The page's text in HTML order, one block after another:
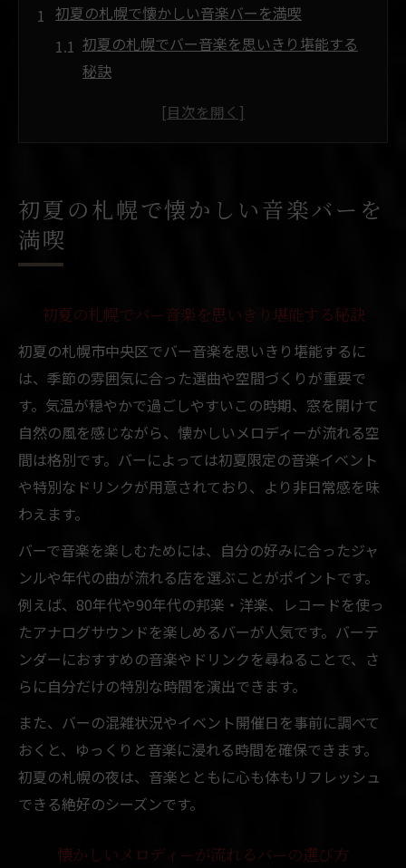
初夏の札幌で懐かしい音楽バーを満喫
初夏の札幌でバー音楽を思いきり堪能する
秘訣
懐かしいメロディーが流れるバーの選び方
レコードが彩る札幌市中央区の音楽体験
む方法
初夏の札幌で体験する本格レコードサウン
ド
思いきり楽しめるミュージックバーの探し
方
音楽とバーが織りなす札幌の特別な空間
思い出のメロディーと過ごすバーの夜
み方
思い出の曲が流れるバーで味わう初夏の雰
囲気
バー音楽で心満たされる札幌の夜の魅力
レコードの響きとともに楽しむバー体験
ミュージックバーで出会う新たな音楽発見
音楽好きが集う札幌のバー最新事情
札幌のバー音楽トレンドと最新スポット情
報
レコードやDJが人気の札幌バー事情
初夏の札幌で懐かしい音楽バーを
満喫
初夏の札幌でバー音楽を思いきり堪能する秘訣
初夏の札幌市中央区でバー音楽を思いきり堪能するに
は、季節の雰囲気に合った選曲や空間づくりが重要で
す。気温が穏やかで過ごしやすいこの時期、窓を開けて
自然の風を感じながら、懐かしいメロディーが流れる空
間は格別です。バーによっては初夏限定の音楽イベント
や特別なドリンクが用意されており、より非日常感を味
わえます。
バーで音楽を楽しむためには、自分の好みに合ったジャ
ンルや年代の曲が流れる店を選ぶことがポイントです。
例えば、80年代や90年代の邦楽・洋楽、レコードを使っ
たアナログサウンドを楽しめるバーが人気です。バーテ
ンダーにおすすめの音楽やドリンクを尋ねることで、さ
らに自分だけの特別な時間を演出できます。
また、バーの混雑状況やイベント開催日を事前に調べて
おくと、ゆっくりと音楽に浸れる時間を確保できます。
初夏の札幌の夜は、音楽とともに心も体もリフレッシュ
できる絶好のシーズンです。
懐かしいメロディーが流れるバーの選び方